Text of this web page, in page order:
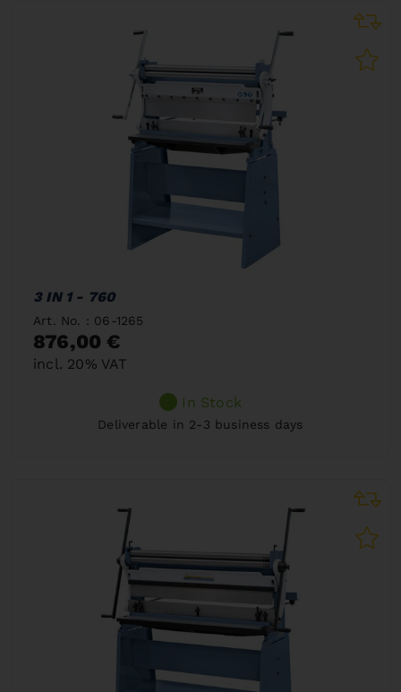
3 IN 1 - 760
Art. No. : 06-1265
876,00 €
incl. 20% VAT
In Stock
Deliverable in 2-3 business days